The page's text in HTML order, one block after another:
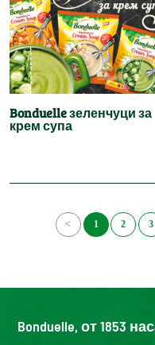
Bonduelle зеленчуци за
крем супа
< 1 2 3
Bonduelle, от 1853